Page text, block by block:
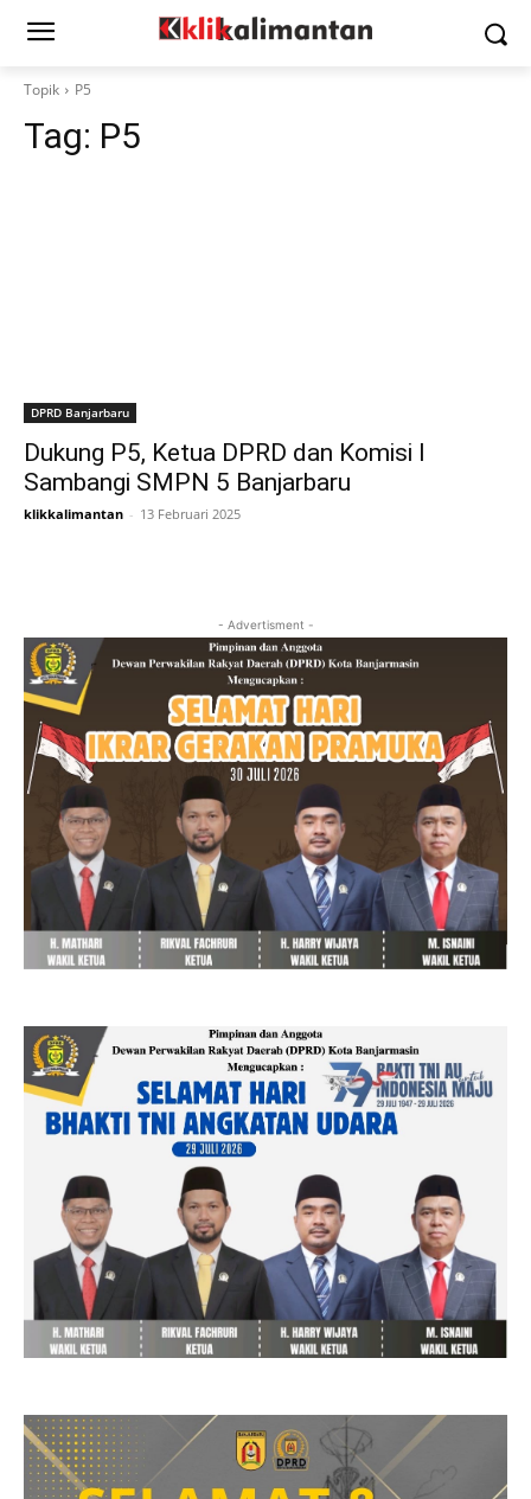
Topik P5
Tag: P5
DPRD Banjarbaru
Dukung P5, Ketua DPRD dan Komisi I
Sambangi SMPN 5 Banjarbaru
klikkalimantan - 13 Februari 2025
- Advertisment -